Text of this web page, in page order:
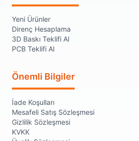
Yeni Ürünler
Direnç Hesaplama
3D Baskı Teklifi Al
PCB Teklifi Al
Önemli Bilgiler
İade Koşulları
Mesafeli Satış Sözleşmesi
Gizlilik Sözleşmesi
KVKK